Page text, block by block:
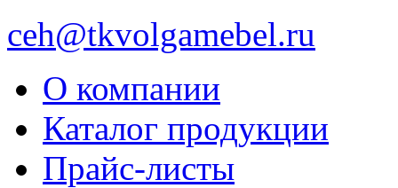
ceh@tkvolgamebel.ru
О компании
Каталог продукции
Прайс-листы